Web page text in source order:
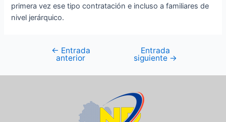
primera vez ese tipo contratación e incluso a familiares de
nivel jerárquico.
← Entrada
anterior
Entrada
siguiente →